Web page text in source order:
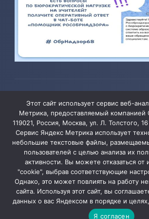
юношества»
Администрация сайта уведомляет,
содержащая персональные
сайте ТОГБОУ ДО «Центр развития
и юношества» в соответствии с
законом от 27.07.2006 № 152-ФЗ «О
данных» и с согласия субъектов
Этот сайт использует сервис веб-
Метрика, предоставляемый
119021, Россия, Москва, ул. Л. Толстого,
Сервис Яндекс Метрика использует
небольшие текстовые файлы,
пользователей с целью анализа их
активности. Вы можете отказаться от
"cookie", выбрав соответствующие
Однако, это может повлиять на работу
сайта. Используя этот сайт, вы
данных о вас Яндексом в порядке и
Я согласен